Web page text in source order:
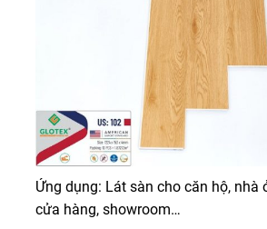
Ứng dụng: Lát sàn cho căn hộ, nhà
cửa hàng, showroom…